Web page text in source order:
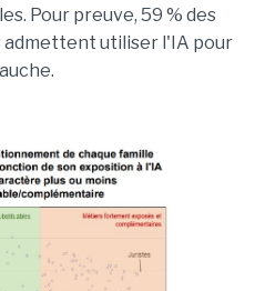
Pour preuve, 59 % des
utiliser l'IA pour